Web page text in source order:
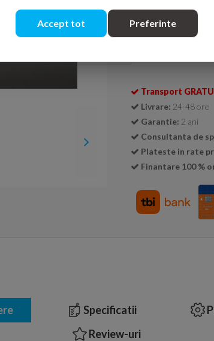
Transport
Livrare: 24-48 ore
Garantie: 2 ani
Consultanta de
Plateste in rate
Finantare 100 %
Specificatii
Review-uri
Accept tot Preferinte